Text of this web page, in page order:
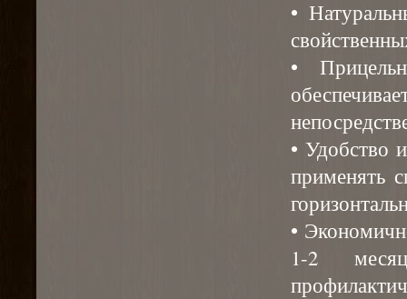
•
•
• Удобство
применять
•
1-2